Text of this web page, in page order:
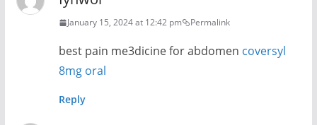
January 15, 2024 at 12:42 pm Permalink
best pain me3dicine for abdomen coversyl
8mg oral
Reply